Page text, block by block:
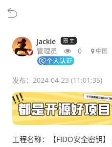
Jackie 圈 主
管理员 0 中国
发布：2024-04-23 (11:01:35)
工程名称：【FIDO安全密钥